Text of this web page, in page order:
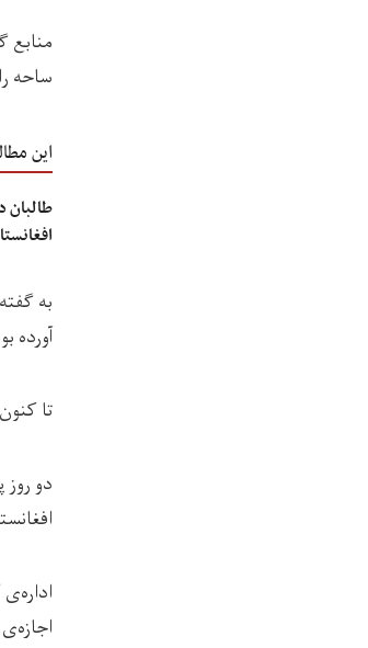
منابع
ساحه
این
طالبان
به
آورده
تا
دو